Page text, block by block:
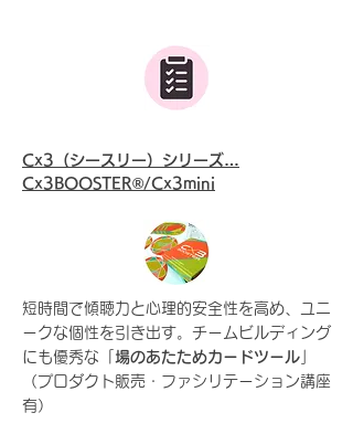
Cx3（シースリー）シリーズ…
Cx3BOOSTER®/Cx3mini
短時間で傾聴力と心理的安全性を高め、ユニ
ークな個性を引き出す。チームビルディング
にも優秀な「 場のあたためカードツール
（プロダクト販売・ファシリテーション講座
有）